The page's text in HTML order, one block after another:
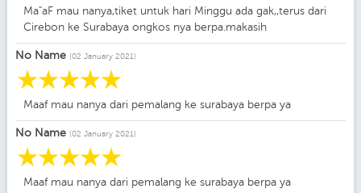
Ma"aF mau nanya,tiket untuk hari Minggu ada gak,,terus dari
Cirebon ke Surabaya ongkos nya berpa.makasih
No Name (02 January 2021)
☆
☆
☆
☆
☆
Maaf mau nanya dari pemalang ke surabaya berpa ya
No Name (02 January 2021)
☆
☆
☆
☆
☆
Maaf mau nanya dari pemalang ke surabaya berpa ya